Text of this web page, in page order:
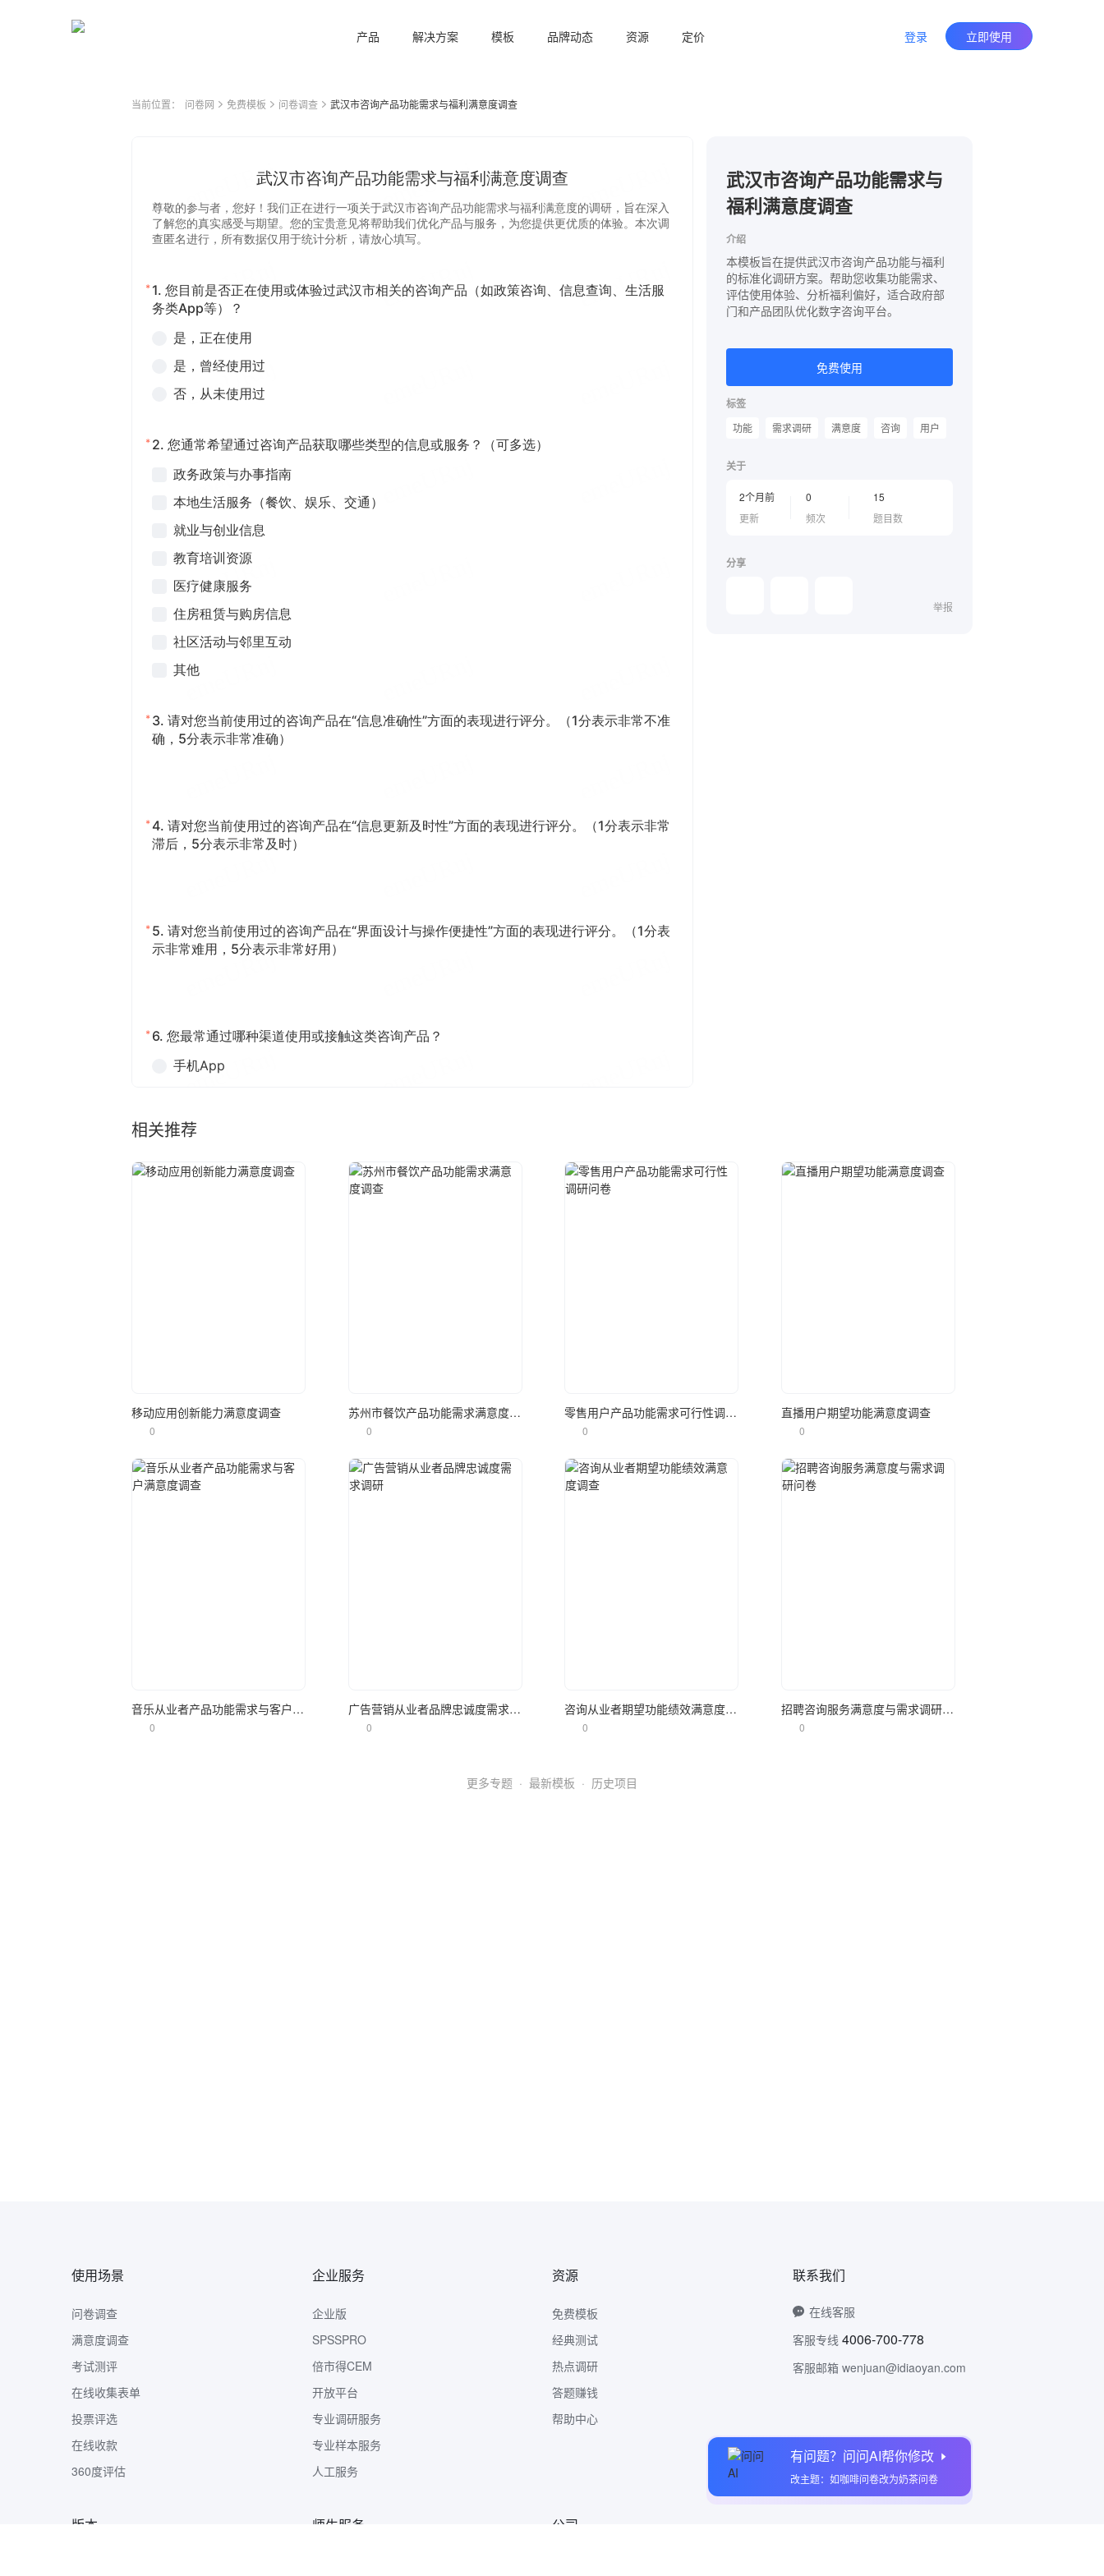
产品 解决方案 模板 品牌动态 资源 定价 登录 立即使用
当前位置： 问卷网 免费模板 问卷调查 武汉市咨询产品功能需求与福利满意度调查
武汉市咨询产品功能需求与
福利满意度调查
介绍
本模板旨在提供武汉市咨询产品功能与福利
的标准化调研方案。帮助您收集功能需求、
评估使用体验、分析福利偏好，适合政府部
门和产品团队优化数字咨询平台。
免费使用
标签
功能 需求调研 满意度 咨询 用户
关于
2个月前
更新
0
频次
15
题目数
分享
举报
有问题？问问AI帮你修改
改主题：如咖啡问卷改为奶茶问卷
相关推荐
移动应用创新能力满意度调查
0
苏州市餐饮产品功能需求满意度调查
0
零售用户产品功能需求可行性调研问卷
0
直播用户期望功能满意度调查
0
音乐从业者产品功能需求与客户满意度调查
0
广告营销从业者品牌忠诚度需求调研
0
咨询从业者期望功能绩效满意度调查
0
招聘咨询服务满意度与需求调研问卷
0
更多专题 · 最新模板 · 历史项目
使用场景
问卷调查
满意度调查
考试测评
在线收集表单
投票评选
在线收款
360度评估
企业服务
企业版
SPSSPRO
倍市得CEM
开放平台
专业调研服务
专业样本服务
人工服务
资源
免费模板
经典测试
热点调研
答题赚钱
帮助中心
联系我们
在线客服
客服专线 4006-700-778
客服邮箱 wenjuan@idiaoyan.com
问卷网公众号
版本 师生服务 公司